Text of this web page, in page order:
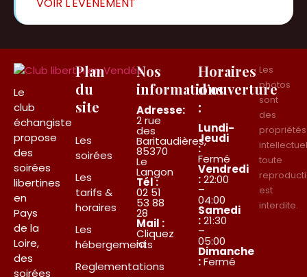
Le
club
échangiste
propose
des
soirées
libertines
en
Pays
de la
Loire,
des
soirées
Plan
du
site
Les
soirées
Les
tarifs &
horaires
Les
hébergements
Reglementations
Nos
informations
Adresse:
2 rue
des
Baritaudières,
85370
Le
Langon
Tél :
02 51
53 88
28
Mail :
Cliquez
ici
Horaires
d’ouverture
:
Lundi-
Jeudi
:
Fermé
Vendredi
:22:00
–
04:00
Samedi
:21:30
–
05:00
Dimanche
:Fermé
Les
photos
sont
des
propriétés
toute
est
interdite.